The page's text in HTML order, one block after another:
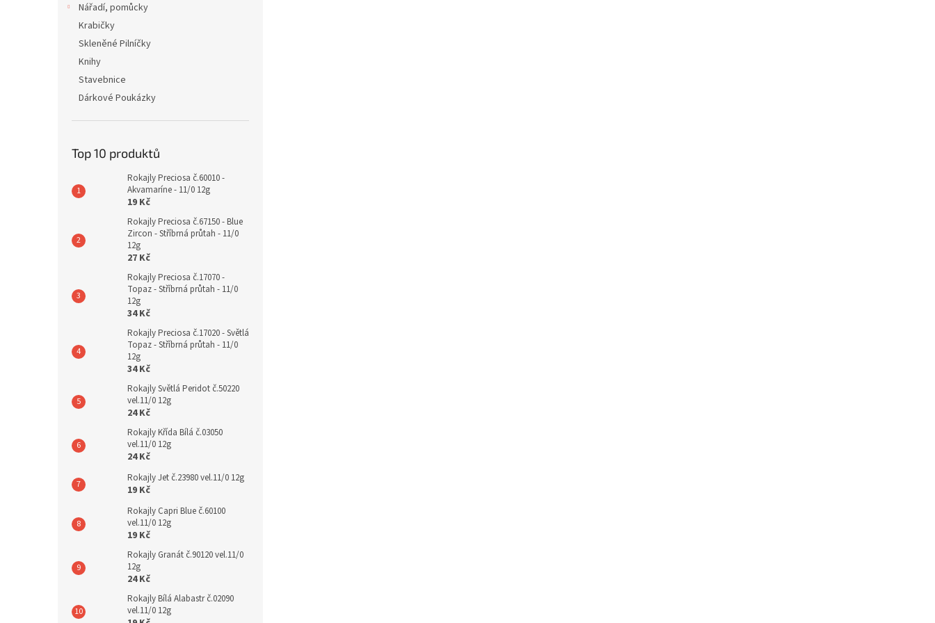
Nářadí, pomůcky
Krabičky
Skleněné Pilníčky
Knihy
Stavebnice
Dárkové Poukázky
Top 10 produktů
Rokajly Preciosa č.60010 -
Akvamaríne - 11/0 12g
19 Kč
Rokajly Preciosa č.67150 - Blue
Zircon - Stříbrná průtah - 11/0
12g
27 Kč
Rokajly Preciosa č.17070 -
Topaz - Stříbrná průtah - 11/0
12g
34 Kč
Rokajly Preciosa č.17020 - Světlá
Topaz - Stříbrná průtah - 11/0
12g
34 Kč
Rokajly Světlá Peridot č.50220
vel.11/0 12g
24 Kč
Rokajly Křída Bílá č.03050
vel.11/0 12g
24 Kč
Rokajly Jet č.23980 vel.11/0 12g
19 Kč
Rokajly Capri Blue č.60100
vel.11/0 12g
19 Kč
Rokajly Granát č.90120 vel.11/0
12g
24 Kč
Rokajly Bílá Alabastr č.02090
vel.11/0 12g